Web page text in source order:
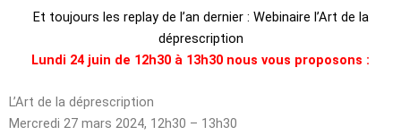
Et toujours les replay de l’an dernier : Webinaire l’Art de la
déprescription
Lundi 24 juin de 12h30 à 13h30 nous vous proposons :
L’Art de la déprescription
Mercredi 27 mars 2024, 12h30 – 13h30